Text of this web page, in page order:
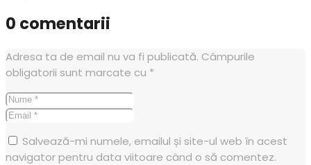
0 comentarii
Adresa ta de email nu va fi publicată. Câmpurile
obligatorii sunt marcate cu *
Salvează-mi numele, emailul și site-ul web în acest
navigator pentru data viitoare când o să comentez.